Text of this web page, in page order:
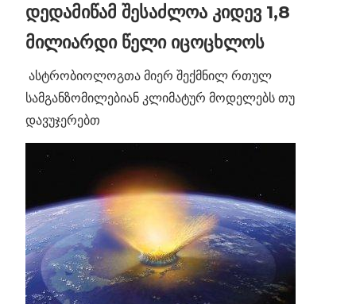
დედამიწამ შესაძლოა კიდევ 1,8
მილიარდი წელი იცოცხლოს
ასტრობიოლოგთა მიერ შექმნილ რთულ
სამგანზომილებიან კლიმატურ მოდელებს თუ
დავუჯერებთ